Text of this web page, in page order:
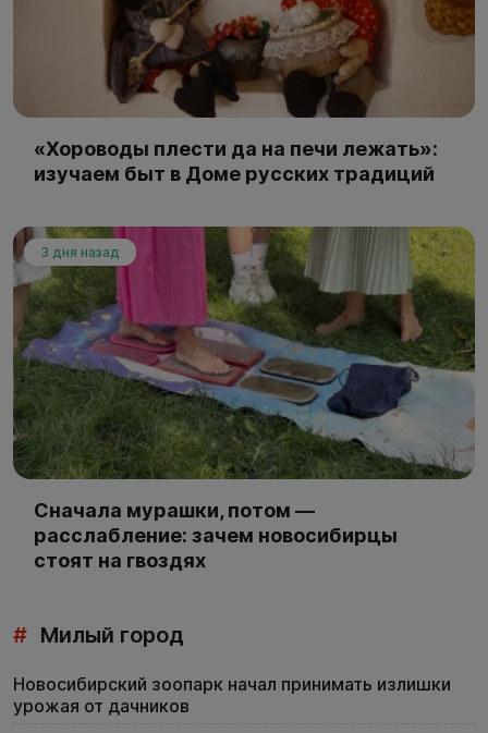
«Хороводы плести да на печи лежать»:
изучаем быт в Доме русских традиций
3 дня назад
Сначала мурашки, потом —
расслабление: зачем новосибирцы
стоят на гвоздях
# Милый город
Новосибирский зоопарк начал принимать излишки
урожая от дачников